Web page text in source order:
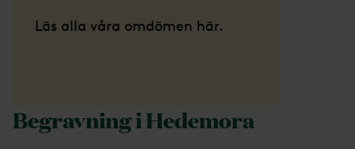
Läs alla våra omdömen här.
Begravning i Hedemora